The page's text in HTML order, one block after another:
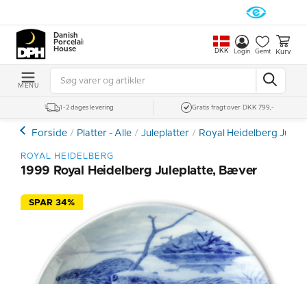
Danish
Porcelain
House
DKK Login Gemt Kurv
MENU
1-2 dages levering Gratis fragt over DKK 799,-
Forside Platter - Alle Juleplatter Royal Heidelberg
ROYAL HEIDELBERG
1999 Royal Heidelberg Juleplatte, Bæver
SPAR 34%